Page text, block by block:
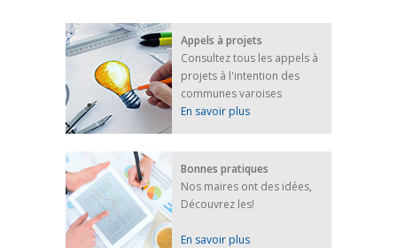
25 avril 2022
Afin d’accompagner au mieux les réfugiés
ukrainiens arrivés en France,...
FEUILLETER
Appels à projets
Consultez tous les appels à
projets à l'intention des
communes varoises
En savoir plus
Bonnes pratiques
Nos maires ont des idées,
Découvrez les!
En savoir plus